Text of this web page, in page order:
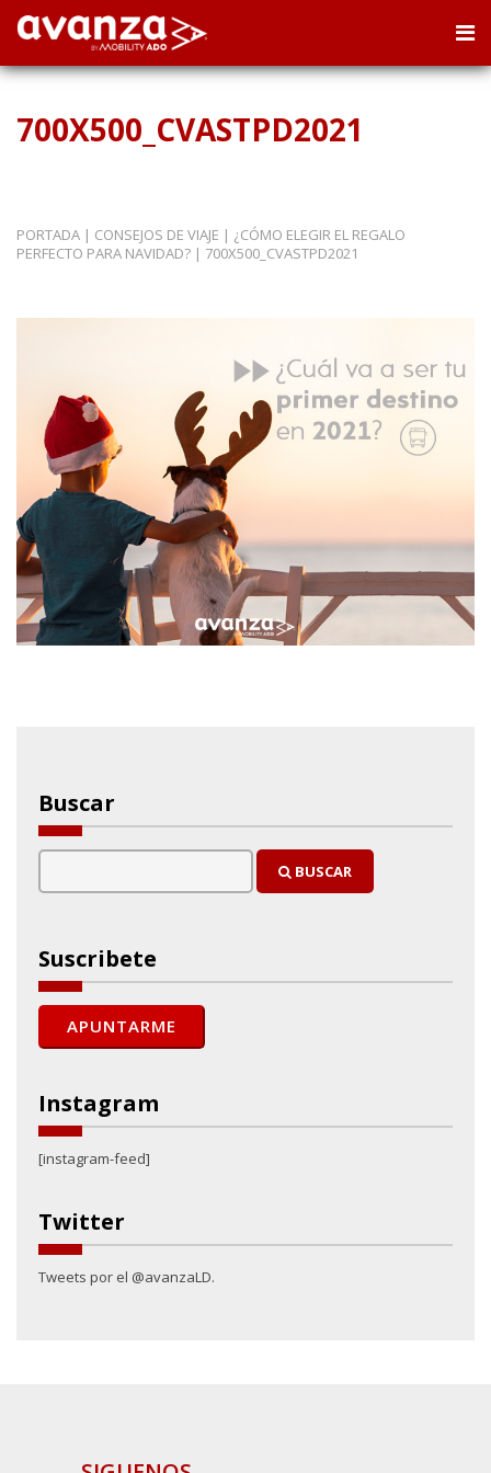
700X500_CVASTPD2021
PORTADA | CONSEJOS DE VIAJE | ¿CÓMO ELEGIR EL REGALO
PERFECTO PARA NAVIDAD? | 700X500_CVASTPD2021
Buscar
BUSCAR
Suscribete
Instagram
[instagram-feed]
Twitter
Tweets por el @avanzaLD.